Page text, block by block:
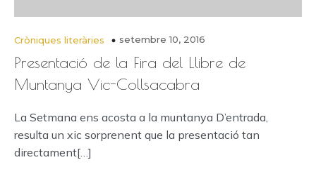
Cròniques literàries setembre 10, 2016
Presentació de la Fira del Llibre de
Muntanya Vic-Collsacabra
La Setmana ens acosta a la muntanya D’entrada,
resulta un xic sorprenent que la presentació tan
directament[…]